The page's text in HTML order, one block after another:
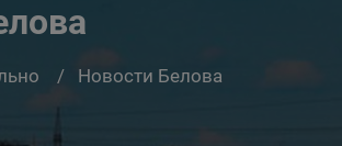
Новости Белова